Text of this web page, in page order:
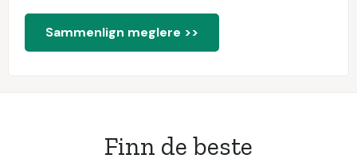
Sammenlign meglere >>
Finn de beste